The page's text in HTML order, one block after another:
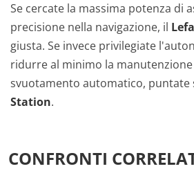
Se cercate la massima potenza di
precisione nella navigazione, il
giusta. Se invece privilegiate
ridurre al minimo la
svuotamento automatico, puntate
Station.
CONFRONTI